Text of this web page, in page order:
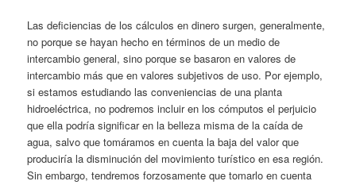
Las deficiencias de los cálculos en dinero surgen, generalmente,
no porque se hayan hecho en términos de un medio de
intercambio general, sino porque se basaron en valores de
intercambio más que en valores subjetivos de uso. Por ejemplo,
si estamos estudiando las conveniencias de una planta
hidroeléctrica, no podremos incluir en los cómputos el perjuicio
que ella podría significar en la belleza misma de la caída de
agua, salvo que tomáramos en cuenta la baja del valor que
produciría la disminución del movimiento turístico en esa región.
Sin embargo, tendremos forzosamente que tomarlo en cuenta